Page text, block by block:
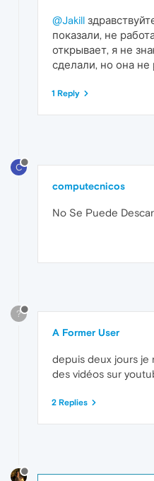
@Jakill
показали, не
открывает, я не
сделали, но она не
1 Reply
C
computecnicos
No Se Puede
?
A Former User
depuis deux jours je
des vidéos sur
2 Replies